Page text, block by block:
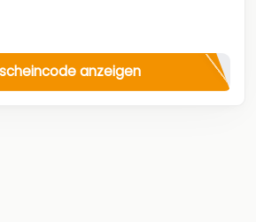
anzeigen